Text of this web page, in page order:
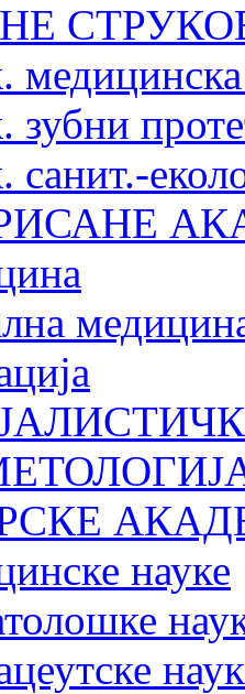
медицинска
зубни
санит.-
науке